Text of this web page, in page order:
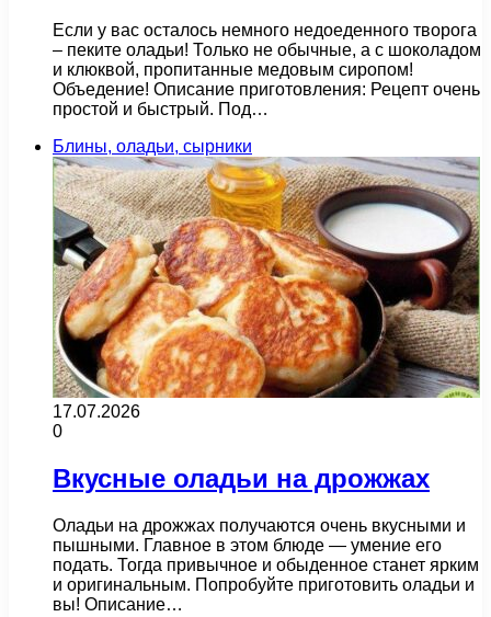
Если у вас осталось немного недоеденного творога
– пеките оладьи! Только не обычные, а с шоколадом
и клюквой, пропитанные медовым сиропом!
Объедение! Описание приготовления: Рецепт очень
простой и быстрый. Под…
Блины, оладьи, сырники
17.07.2026
0
Вкусные оладьи на дрожжах
Оладьи на дрожжах получаются очень вкусными и
пышными. Главное в этом блюде — умение его
подать. Тогда привычное и обыденное станет ярким
и оригинальным. Попробуйте приготовить оладьи и
вы! Описание…